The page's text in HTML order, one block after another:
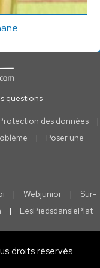
questions
des données
|
|
Poser une
| Webjunior |
Sur-
| LesPiedsdanslePlat
droits réservés